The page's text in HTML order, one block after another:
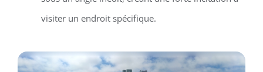
visiter un endroit spécifique.